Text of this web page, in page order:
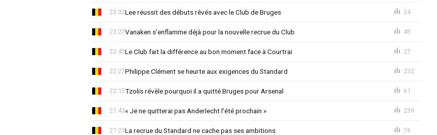
Lee réussit des débuts rêvés avec le Club de Bruges
23:32 24
Vanaken s'enflamme déjà pour la nouvelle recrue du Club
23:27 45
Le Club fait la différence au bon moment face à Courtrai
22:43 27
Philippe Clément se heurte aux exigences du Standard
22:27 232
Tzolis révèle pourquoi il a quitté Bruges pour Arsenal
22:15 61
« Je ne quitterai pas Anderlecht l'été prochain »
21:43 239
La recrue du Standard ne cache pas ses ambitions
21:23 76